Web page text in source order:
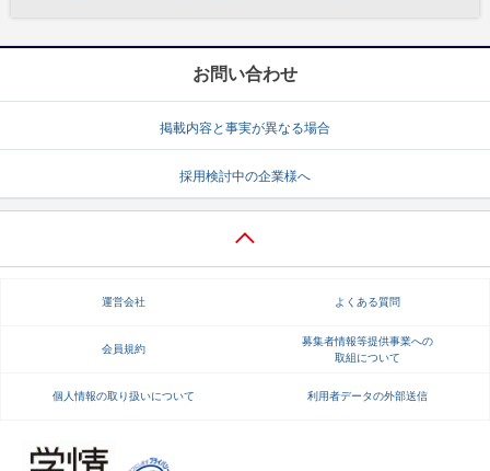
お問い合わせ
掲載内容と事実が異なる場合
採用検討中の企業様へ
運営会社 よくある質問
会員規約
募集者情報等提供事業への
取組について
個人情報の取り扱いについて 利用者データの外部送信